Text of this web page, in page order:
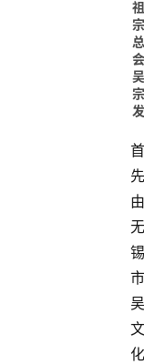
首
先
由
无
锡
市
吴
文
化